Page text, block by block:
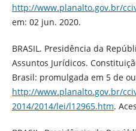
http://www.planalto.gov.br/
em: 02 jun. 2020.
BRASIL. Presidência da
Assuntos Jurídicos.
Brasil: promulgada em 5 de
http://www.planalto.gov.br/
2014/2014/lei/l12965.htm.